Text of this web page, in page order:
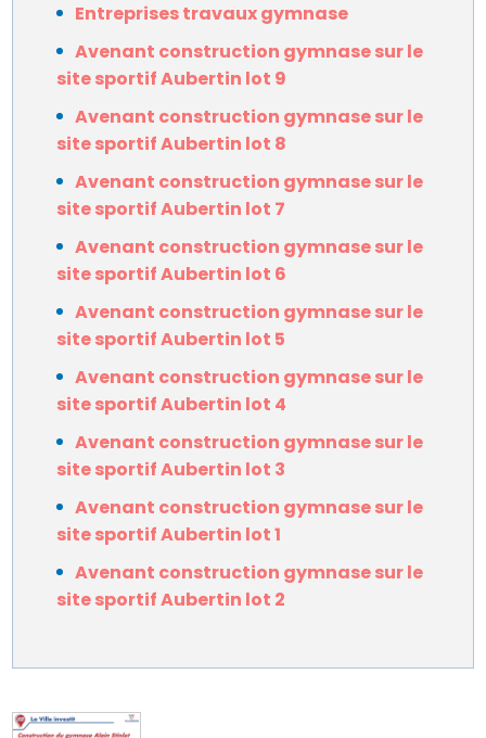
Entreprises travaux gymnase
Avenant construction gymnase sur le
site sportif Aubertin lot 9
Avenant construction gymnase sur le
site sportif Aubertin lot 8
Avenant construction gymnase sur le
site sportif Aubertin lot 7
Avenant construction gymnase sur le
site sportif Aubertin lot 6
Avenant construction gymnase sur le
site sportif Aubertin lot 5
Avenant construction gymnase sur le
site sportif Aubertin lot 4
Avenant construction gymnase sur le
site sportif Aubertin lot 3
Avenant construction gymnase sur le
site sportif Aubertin lot 1
Avenant construction gymnase sur le
site sportif Aubertin lot 2